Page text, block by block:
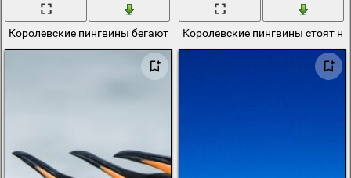
Королевские пингвины бегают по водеКоролевские пингвины стоят на